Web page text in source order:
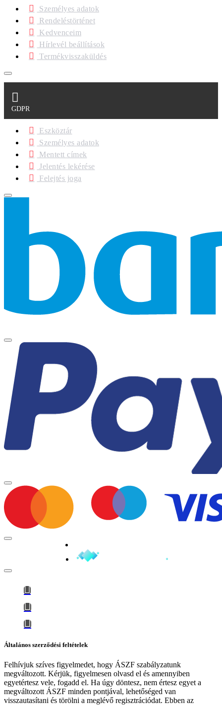
Személyes adatok
Rendeléstörténet
Kedvenceim
Hírlevél beállítások
Termékvisszaküldés
GDPR
Eszköztár
Személyes adatok
Mentett címek
Jelentés lekérése
Felejtés joga
Általános szerződési feltételek
Felhívjuk szíves figyelmedet, hogy ÁSZF szabályzatunk
megváltozott. Kérjük, figyelmesen olvasd el és amennyiben
egyetértesz vele, fogadd el. Ha úgy döntesz, nem értesz egyet a
megváltozott ÁSZF minden pontjával, lehetőséged van
visszautasítani és törölni a meglévő regisztrációdat. Ebben az